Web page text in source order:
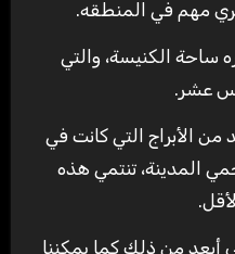
مهم في المنطقه.
ساحة الكنيسة، والتي
عشر.
الأبراج التي كانت في
المدينة، تنتمي هذه
أبعد من ذلك كما يمكننا